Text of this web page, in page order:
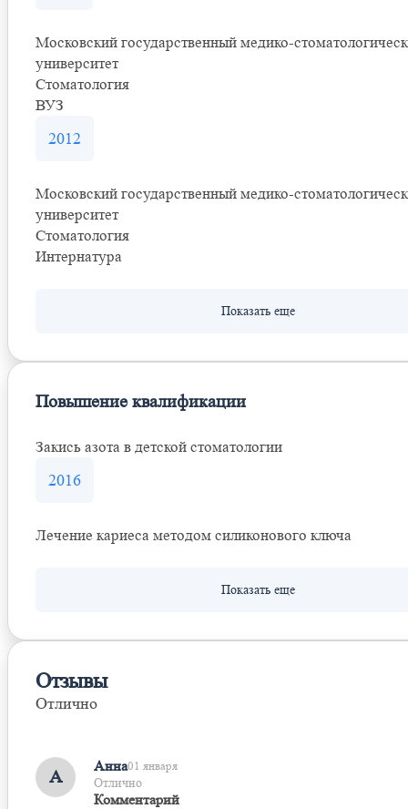
Московский государственный медико-
университет
Стоматология
ВУЗ
2012
Московский государственный медико-
университет
Стоматология
Интернатура
Повышение квалификации
Закись азота в детской стоматологии
2016
Лечение кариеса методом силиконового ключа
Отзывы
Отлично
А
Анна01 января
Отлично
Комментарий